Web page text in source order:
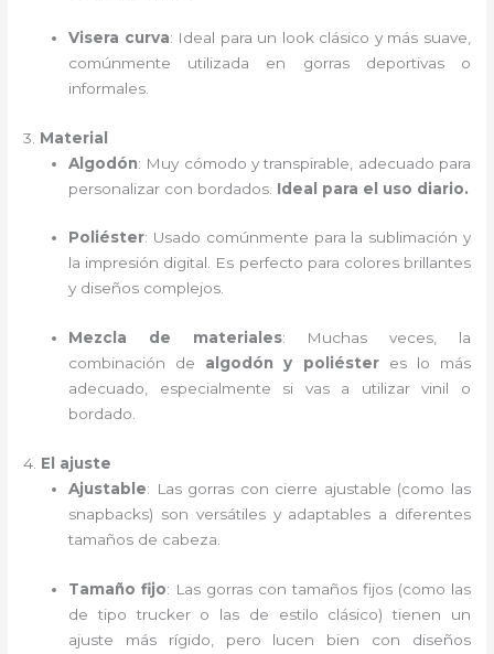
Visera curva: Ideal para un look clásico y más suave,
comúnmente utilizada en gorras deportivas o
informales.
3. Material
Algodón: Muy cómodo y transpirable, adecuado para
personalizar con bordados. Ideal para el uso diario.
Poliéster: Usado comúnmente para la sublimación y
la impresión digital. Es perfecto para colores brillantes
y diseños complejos.
Mezcla de materiales: Muchas veces, la
combinación de algodón y poliésteres lo más
adecuado, especialmente si vas a utilizar vinil o
bordado.
4. El ajuste
Ajustable: Las gorras con cierre ajustable (como las
snapbacks) son versátiles y adaptables a diferentes
tamaños de cabeza.
Tamaño fijo: Las gorras con tamaños fijos (como las
de tipo trucker o las de estilo clásico) tienen un
ajuste más rígido, pero lucen bien con diseños